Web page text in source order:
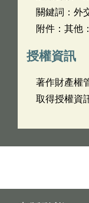
關鍵詞：外
附件：其他
授權資訊
著作財產權
取得授權資